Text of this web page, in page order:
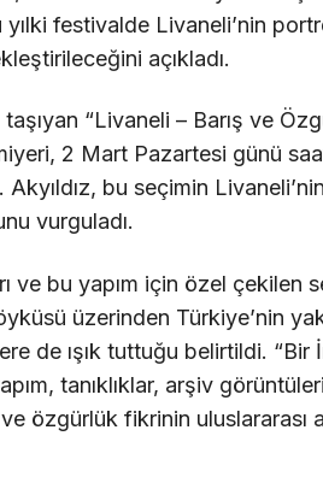
yılki festivalde Livaneli’nin
açıkladı.
“Livaneli – Barış ve
2 Mart Pazartesi günü
bu seçimin
vurguladı.
ve bu yapım için özel çekilen
üzerinden Türkiye’nin
de ışık tuttuğu belirtildi. “Bir
tanıklıklar, arşiv
özgürlük fikrinin uluslararası